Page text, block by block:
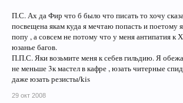
П.С. Ах да Фир что б было что писать то хочу
посвещена якам куда я мечтаю попасть и поетому
попу , а совсем не потому что у меня антипатия к
юзанье багов.
П.П.С. Яки возьмите меня к себев гильдию. Я
не меньше 3к мастел в кафре , юзать читерные
даже юзать резисты/kis
29 окт 2008